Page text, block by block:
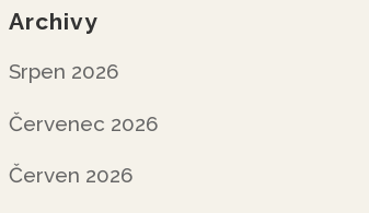
Archivy
Srpen 2026
Červenec 2026
Červen 2026